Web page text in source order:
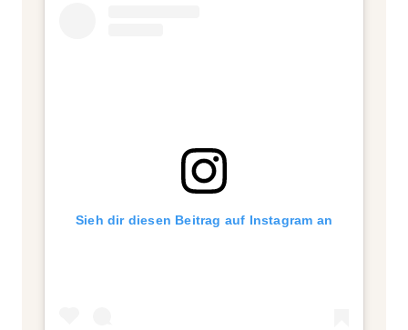
Sieh dir diesen Beitrag auf Instagram an